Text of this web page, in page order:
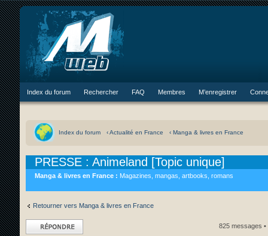
Index du forum Rechercher FAQ Membres M’enregistrer
Index du forum ‹ Actualité en France ‹ Manga & livres en France
PRESSE : Animeland [Topic unique]
Manga & livres en France : Magazines, mangas, artbooks, romans
Retourner vers Manga & livres en France
Répondre 825 messages •